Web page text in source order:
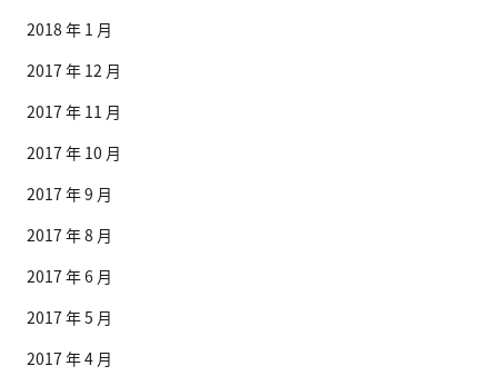
2018 年 1 月
2017 年 12 月
2017 年 11 月
2017 年 10 月
2017 年 9 月
2017 年 8 月
2017 年 6 月
2017 年 5 月
2017 年 4 月